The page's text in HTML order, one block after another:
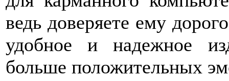
ведь доверяете ему
удобное и надежное
больше положительных